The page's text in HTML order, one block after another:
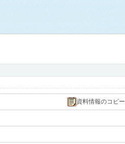
資料情報のコピー